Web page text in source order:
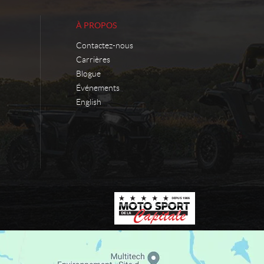
À PROPOS
Contactez-nous
Carrières
Blogue
Événements
English